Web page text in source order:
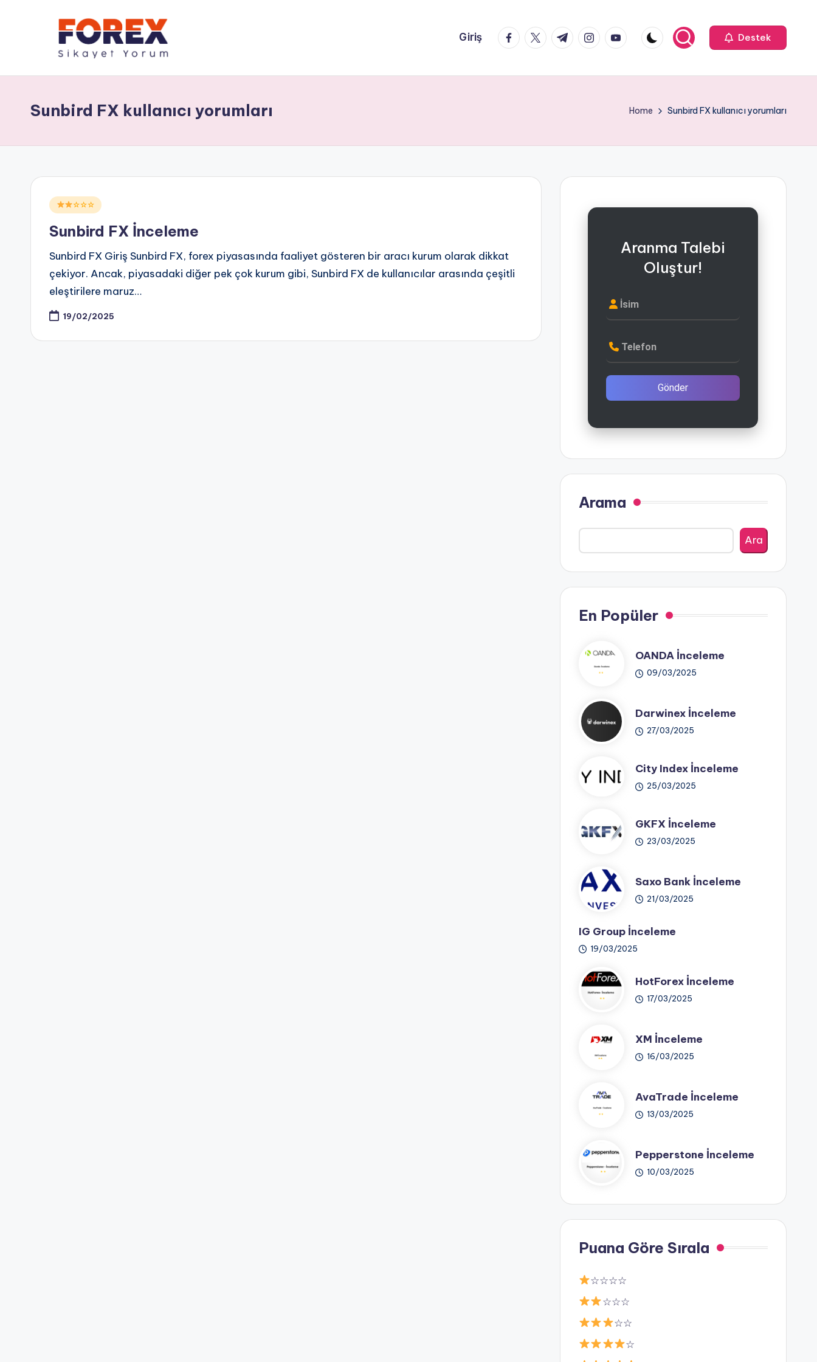
Giriş facebook.com
twitter.com
t.me instagram.com
youtube.com Destek
Sunbird FX kullanıcı yorumları Home Sunbird FX kullanıcı yorumları
Posted☆☆☆
Sunbird FX İnceleme
Sunbird FX Giriş Sunbird FX, forex piyasasında faaliyet gösteren bir aracı kurum olarak dikkat
çekiyor. Ancak, piyasadaki diğer pek çok kurum gibi, Sunbird FX de kullanıcılar arasında çeşitli
eleştirilere maruz…
19/02/2025
Aranma Talebi
Oluştur!
İsim
Telefon
Gönder
Arama
Ara
En Popüler
OANDA İnceleme
09/03/2025
Darwinex İnceleme
27/03/2025
City Index İnceleme
25/03/2025
GKFX İnceleme
23/03/2025
Saxo Bank İnceleme
21/03/2025
IG Group İnceleme
19/03/2025
HotForex İnceleme
17/03/2025
XM İnceleme
16/03/2025
AvaTrade İnceleme
13/03/2025
Pepperstone İnceleme
10/03/2025
Puana Göre Sırala
☆☆☆☆
☆☆☆
☆☆
☆